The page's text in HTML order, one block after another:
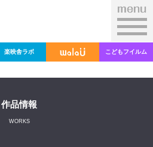
楽映舎ラボ こどもフイルム
作品情報
WORKS